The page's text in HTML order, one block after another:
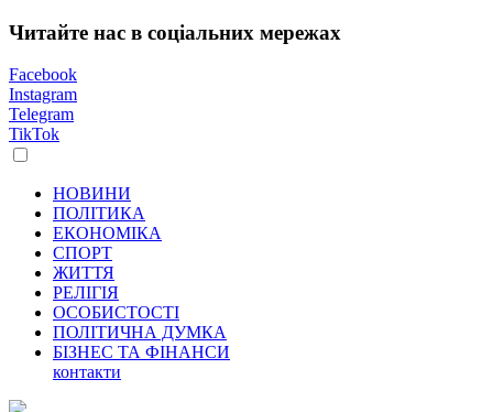
Читайте нас в соціальних мережах
Facebook
Instagram
Telegram
TikTok
НОВИНИ
ПОЛІТИКА
ЕКОНОМІКА
СПОРТ
ЖИТТЯ
РЕЛІГІЯ
ОСОБИСТОСТІ
ПОЛІТИЧНА ДУМКА
БІЗНЕС ТА ФІНАНСИ
контакти